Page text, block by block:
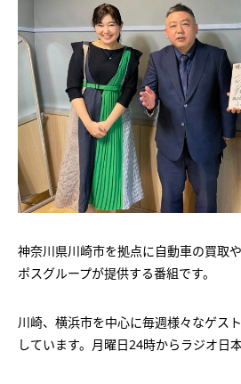
神奈川県川崎市を拠点に自動車の買取
ポスグループが提供する番組です。
川崎、横浜市を中心に毎週様々なゲス
しています。月曜日24時からラジオ日